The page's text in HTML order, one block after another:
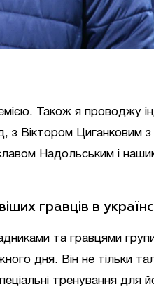
Також я проводжу
з Віктором Циганковим
Надольським і
гравців в
та гравцями
дня. Він не тільки
тренування для